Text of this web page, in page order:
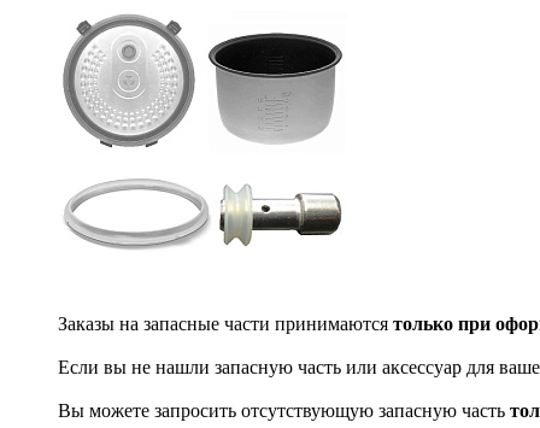
Заказы на запасные части принимаются только при
Если вы не нашли запасную часть или аксессуар для
Вы можете запросить отсутствующую запасную часть